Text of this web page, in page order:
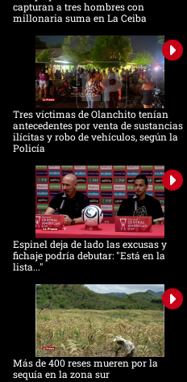
capturan a tres hombres con
millonaria suma en La Ceiba
Tres víctimas de Olanchito tenían
antecedentes por venta de sustancias
ilícitas y robo de vehículos, según la
Policía
Espinel deja de lado las excusas y
fichaje podría debutar: "Está en la
lista..."
Más de 400 reses mueren por la
sequía en la zona sur